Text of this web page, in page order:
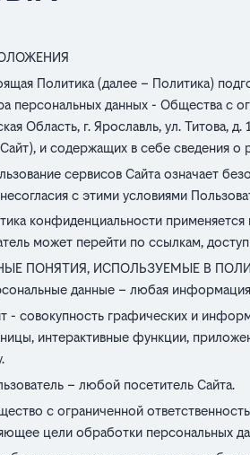
Политика (далее – Политика)
персональных данных - Общества с
Область, г. Ярославль, ул. Титова,
и содержащих в себе сведения о
сервисов Сайта означает
с этими условиями
конфиденциальности применяется
может перейти по ссылкам,
ПОНЯТИЯ, ИСПОЛЬЗУЕМЫЕ В
данные – любая
- совокупность графических и
интерактивные функции,
– любой посетитель Сайта.
с ограниченной
цели обработки персональных